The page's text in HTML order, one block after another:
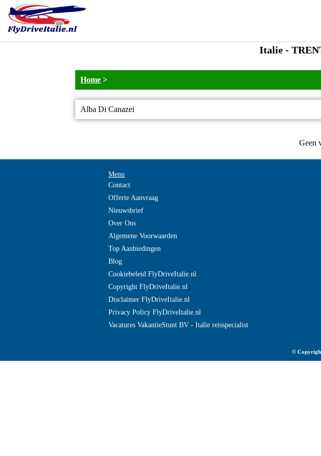
Italie -
Home >
Alba Di Canazei
Geen
Menu
Contact
Offerte Aanvraag
Nieuwsbrief
Over Ons
Algemene Voorwaarden
Top Aanbiedingen
Blog
Cookiebeleid FlyDriveItalie.nl
Copyright FlyDriveItalie.nl
Disclaimer FlyDriveItalie.nl
Privacy Policy FlyDriveItalie.nl
Vacatures VakantieStunt BV - Italie reisspecialist
©